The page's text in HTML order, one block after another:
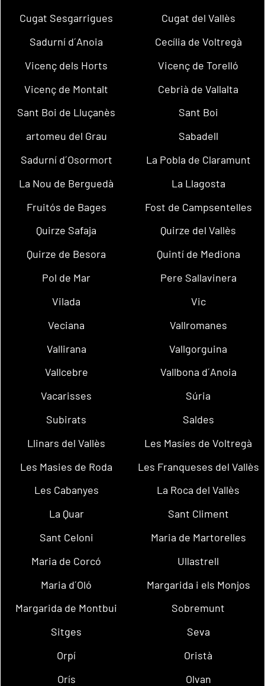
Cugat Sesgarrigues
Cugat del Vallès
Sadurní d´Anoia
Cecília de Voltregà
Vicenç dels Horts
Vicenç de Torelló
Vicenç de Montalt
Cebrià de Vallalta
Sant Boi de Lluçanès
Sant Boi
artomeu del Grau
Sabadell
Sadurní d´Osormort
La Pobla de Claramunt
La Nou de Berguedà
La Llagosta
Fruitós de Bages
Fost de Campsentelles
Quirze Safaja
Quirze del Vallès
Quirze de Besora
Quintí de Mediona
Pol de Mar
Pere Sallavinera
Vilada
Vic
Veciana
Vallromanes
Vallirana
Vallgorguina
Vallcebre
Vallbona d´Anoia
Vacarisses
Súria
Subirats
Saldes
Llinars del Vallès
Les Masíes de Voltregà
Les Masies de Roda
Les Franqueses del Vallès
Les Cabanyes
La Roca del Vallès
La Quar
Sant Climent
Sant Celoni
Maria de Martorelles
Maria de Corcó
Ullastrell
Maria d´Oló
Margarida i els Monjos
Margarida de Montbui
Sobremunt
Sitges
Seva
Orpí
Oristà
Orís
Olvan